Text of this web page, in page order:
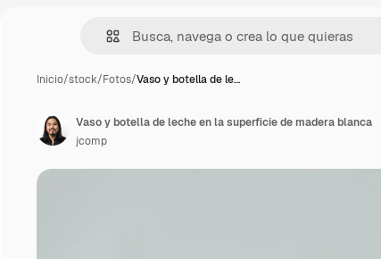
Inicio/stock/Fotos/Vaso y botella de le…
Vaso y botella de leche en la superficie de madera blanca
jcomp